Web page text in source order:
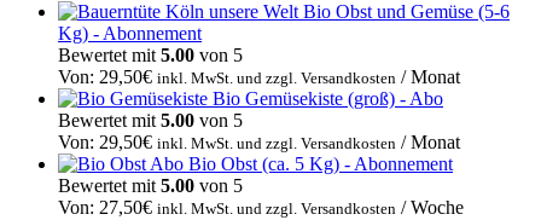
Bio Obst und Gemüse (5-6
Kg) - Abonnement
Bewertet mit 5.00 von 5
Von: 29,50€ inkl. MwSt. und zzgl. Versandkosten / Monat
Bio Gemüsekiste (groß) - Abo
Bewertet mit 5.00 von 5
Von: 29,50€ inkl. MwSt. und zzgl. Versandkosten / Monat
Bio Obst (ca. 5 Kg) - Abonnement
Bewertet mit 5.00 von 5
Von: 27,50€ inkl. MwSt. und zzgl. Versandkosten / Woche